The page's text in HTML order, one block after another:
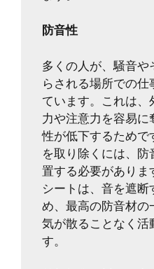
防音性
多くの人が、騒音や
らされる場所での
ています。これは、
力や注意力を容易に
性が低下するためで
を取り除くには、
置する必要がありま
シートは、音を遮断
め、最高の防音材の
気が散ることなく活
す。